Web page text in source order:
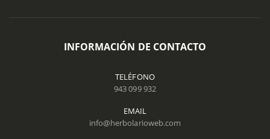
INFORMACIÓN DE CONTACTO
TELÉFONO
943 099 932
EMAIL
info@herbolarioweb.com